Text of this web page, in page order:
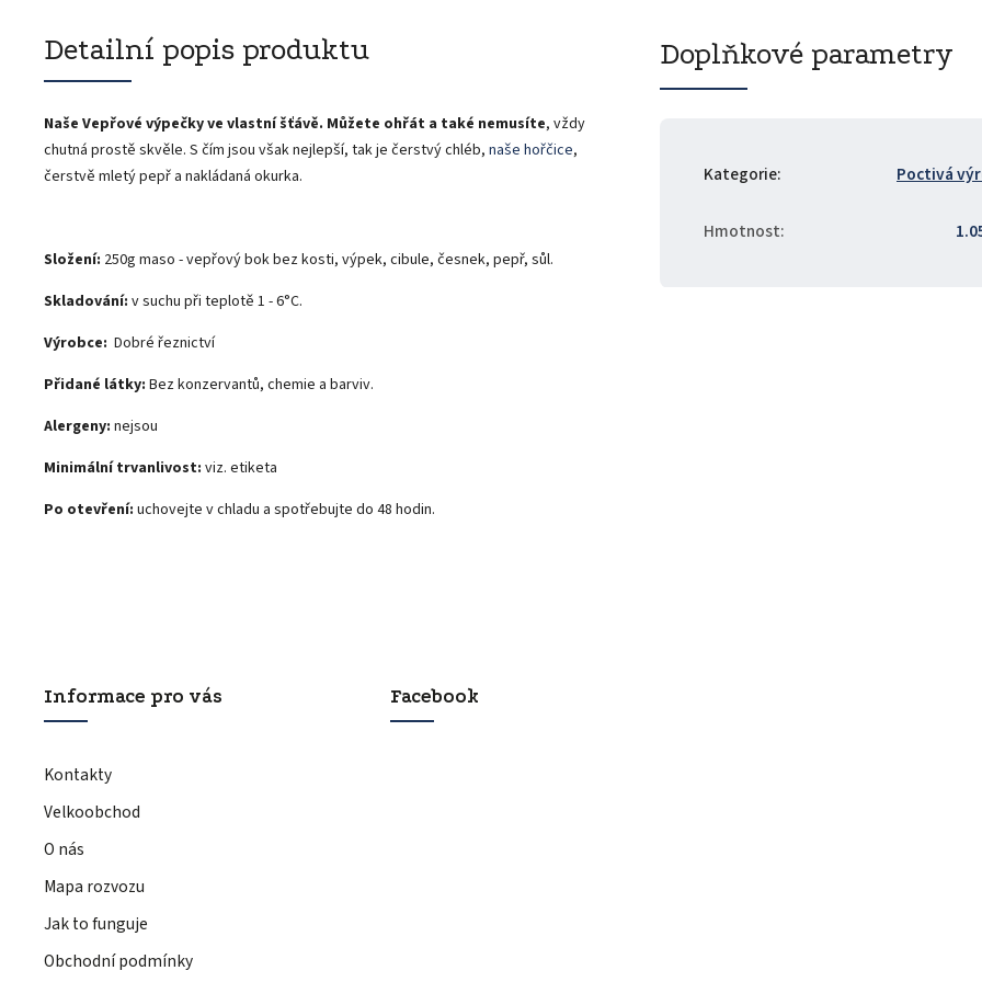
Detailní popis produktu
Naše Vepřové výpečky ve vlastní šťávě. Můžete ohřát a také nemusíte, vždy
chutná prostě skvěle. S čím jsou však nejlepší, tak je čerstvý chléb, naše hořčice,
čerstvě mletý pepř a nakládaná okurka.
Složení: 250g maso - vepřový bok bez kosti, výpek, cibule, česnek, pepř, sůl.
Skladování: v suchu při teplotě 1 - 6°C.
Výrobce: Dobré řeznictví
Přidané látky: Bez konzervantů, chemie a barviv.
Alergeny: nejsou
Minimální trvanlivost: viz. etiketa
Po otevření: uchovejte v chladu a spotřebujte do 48 hodin.
Doplňkové parametry
Kategorie: Poctivá
Hmotnost:
Informace pro vás
Kontakty
Velkoobchod
O nás
Mapa rozvozu
Jak to funguje
Obchodní podmínky
Facebook